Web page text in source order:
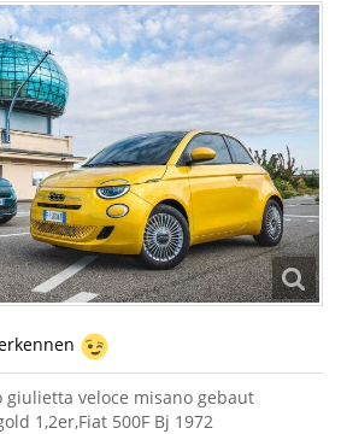
giulietta veloce misano gebaut
1,2er,Fiat 500F Bj 1972